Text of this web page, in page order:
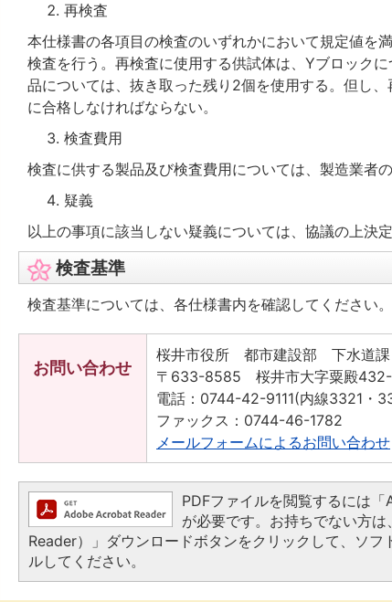
再検査
本仕様書の各項目の検査のいずれかにおいて規定値を
検査を行う。再検査に使用する供試体は、Yブロック
品については、抜き取った残り2個を使用する。但し
に合格しなければならない。
検査費用
検査に供する製品及び検査費用については、製造業者の
疑義
以上の事項に該当しない疑義については、協議の上決定
検査基準
検査基準については、各仕様書内を確認してください。
お問い合わせ
桜井市役所 都市建設部 下水道
〒633-8585 桜井市大字粟殿432-
電話：0744-42-9111(内線3321・
ファックス：0744-46-1782
メールフォームによるお問い合わせ
PDFファイルを閲覧するには
が必要です。お持ちでない方
Reader）」ダウンロードボタンをクリックして、ソ
ルしてください。